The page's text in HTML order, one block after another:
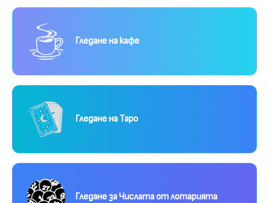
Гледане на кафе
Гледане на Таро
Гледане за Числата от лотарията